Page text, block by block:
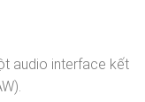
audio interface kết